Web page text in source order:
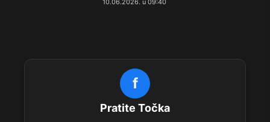
10.06.2026. u 09:40
f
Pratite Točka